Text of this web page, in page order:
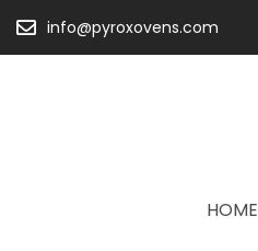
info@pyroxovens.com
HOME